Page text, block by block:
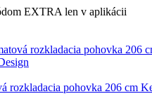
EXTRA len v aplikácii
rozkladacia pohovka 206
rozkladacia pohovka 206 cm